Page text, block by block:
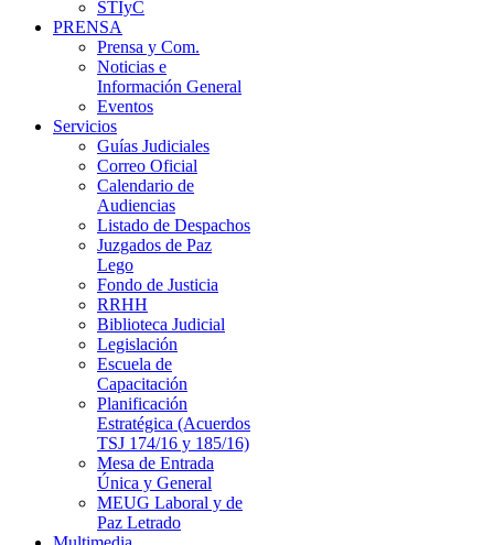
STIyC
PRENSA
Prensa y Com.
Noticias e
Información General
Eventos
Servicios
Guías Judiciales
Correo Oficial
Calendario de
Audiencias
Listado de Despachos
Juzgados de Paz
Lego
Fondo de Justicia
RRHH
Biblioteca Judicial
Legislación
Escuela de
Capacitación
Planificación
Estratégica (Acuerdos
TSJ 174/16 y 185/16)
Mesa de Entrada
Única y General
MEUG Laboral y de
Paz Letrado